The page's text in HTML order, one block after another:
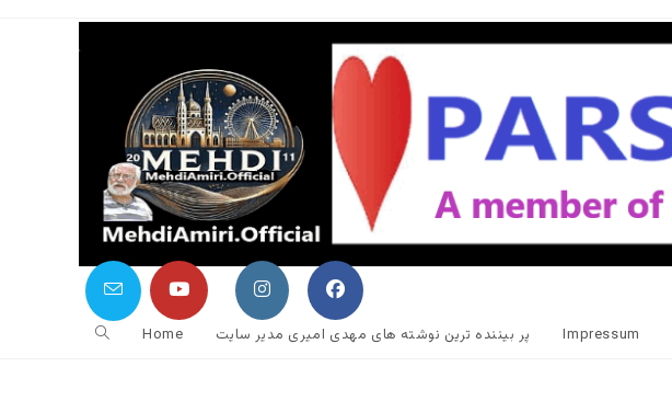
Impressum پر بیننده ترین نوشته های مهدی امیری مدیر سایت Home
جستجوی